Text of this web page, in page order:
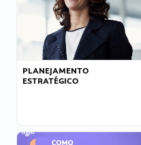
PLANEJAMENTO
ESTRATÉGICO